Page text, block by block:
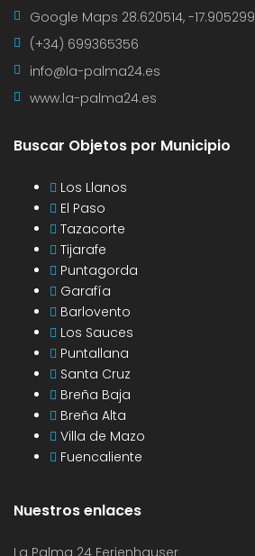
Google Maps 28.620514, -17.905299
(+34) 699365356
info@la-palma24.es
www.la-palma24.es
Buscar Objetos por Municipio
Los Llanos
El Paso
Tazacorte
Tijarafe
Puntagorda
Garafía
Barlovento
Los Sauces
Puntallana
Santa Cruz
Breña Baja
Breña Alta
Villa de Mazo
Fuencaliente
Nuestros enlaces
La Palma 24 Ferienhauser